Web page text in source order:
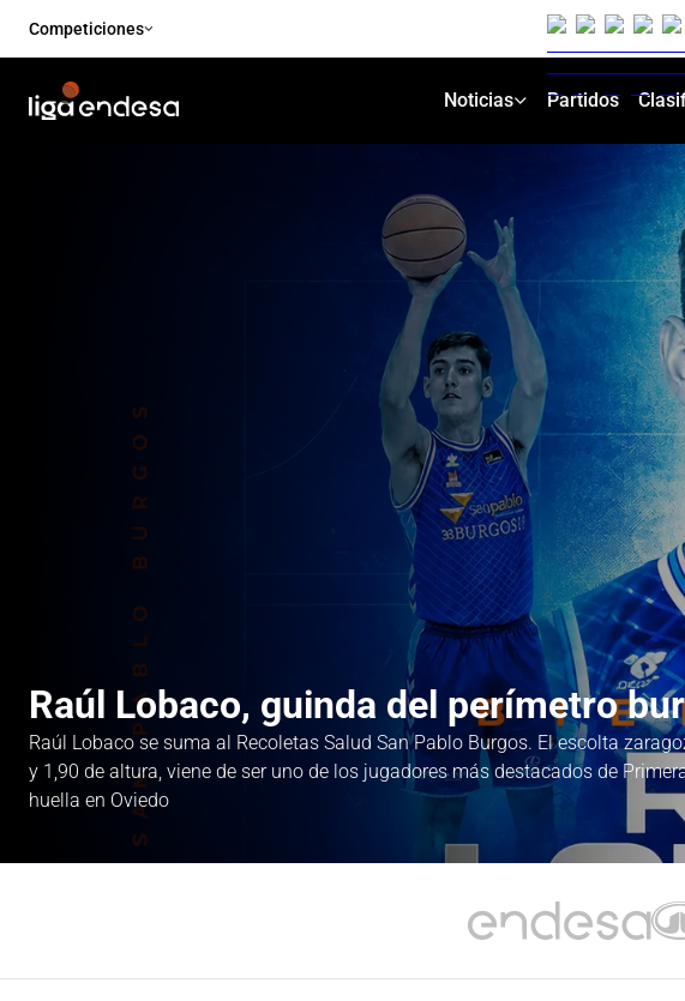
Competiciones
Noticias Partidos
Raúl Lobaco, guinda del perímetro
Raúl Lobaco se suma al Recoletas Salud San Pablo Burgos. El escolta
y 1,90 de altura, viene de ser uno de los jugadores más destacados de
huella en Oviedo